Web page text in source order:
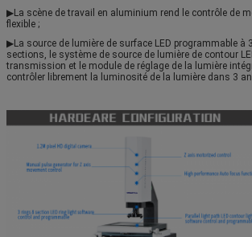
▶La scène de travail en aluminium rend le contrôle de
flexible ;
▶La source de lumière de surface LED programmable à
sections, le système de source de lumière de contour
transmission et le module de réglage de la lumière
contrôler librement la luminosité de la lumière dans 3